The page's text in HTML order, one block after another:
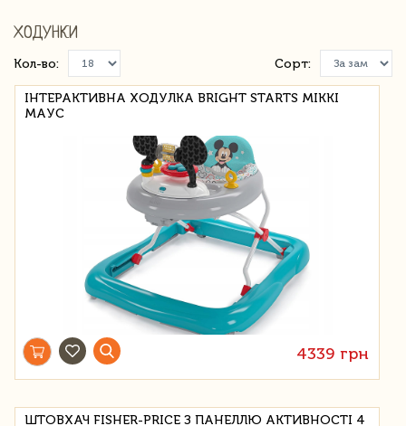
ХОДУНКИ
Кол-во: Сорт:
ІНТЕРАКТИВНА ХОДУЛКА BRIGHT STARTS МІККІ
МАУС
4339 грн
ШТОВХАЧ FISHER-PRICE З ПАНЕЛЛЮ АКТИВНОСТІ 4